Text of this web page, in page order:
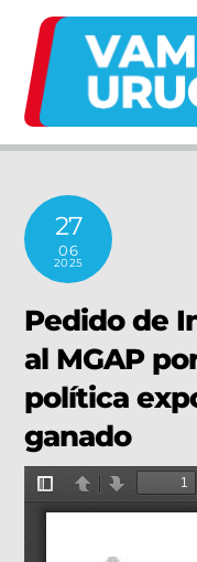
content
27
06
2025
Pedido de
al MGAP
política
ganado